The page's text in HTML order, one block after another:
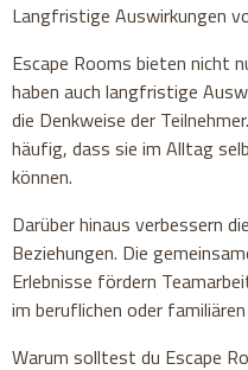
Langfristige Auswirkungen
Escape Rooms bieten nicht
haben auch langfristige
die Denkweise der
häufig, dass sie im Alltag
können.
Darüber hinaus verbessern
Beziehungen. Die
Erlebnisse fördern
im beruflichen oder
Warum solltest du Escape